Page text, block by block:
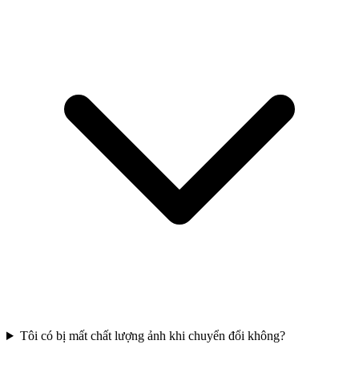
Tôi có bị mất chất lượng ảnh khi chuyển đổi không?